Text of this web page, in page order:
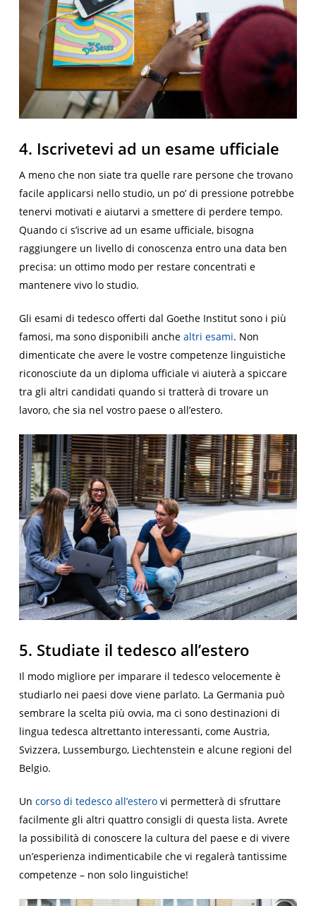
4. Iscrivetevi ad un esame ufficiale
A meno che non siate tra quelle rare persone che trovano
facile applicarsi nello studio, un po’ di pressione potrebbe
tenervi motivati e aiutarvi a smettere di perdere tempo.
Quando ci s’iscrive ad un esame ufficiale, bisogna
raggiungere un livello di conoscenza entro una data ben
precisa: un ottimo modo per restare concentrati e
mantenere vivo lo studio.
Gli esami di tedesco offerti dal Goethe Institut sono i più
famosi, ma sono disponibili anche altri esami. Non
dimenticate che avere le vostre competenze linguistiche
riconosciute da un diploma ufficiale vi aiuterà a spiccare
tra gli altri candidati quando si tratterà di trovare un
lavoro, che sia nel vostro paese o all’estero.
5. Studiate il tedesco all’estero
Il modo migliore per imparare il tedesco velocemente è
studiarlo nei paesi dove viene parlato. La Germania può
sembrare la scelta più ovvia, ma ci sono destinazioni di
lingua tedesca altrettanto interessanti, come Austria,
Svizzera, Lussemburgo, Liechtenstein e alcune regioni del
Belgio.
Un corso di tedesco all’esterovi permetterà di sfruttare
facilmente gli altri quattro consigli di questa lista. Avrete
la possibilità di conoscere la cultura del paese e di vivere
un’esperienza indimenticabile che vi regalerà tantissime
competenze – non solo linguistiche!